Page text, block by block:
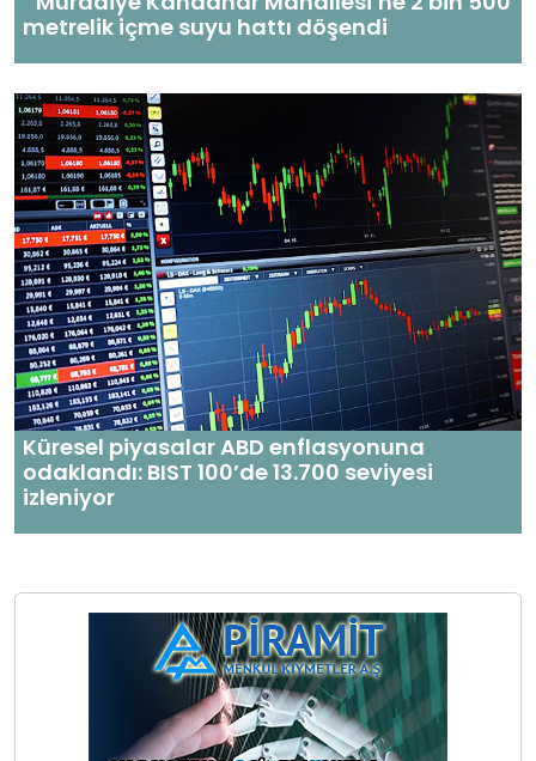
metrelik içme suyu hattı döşendi
Küresel piyasalar ABD enflasyonuna
odaklandı: BIST 100’de 13.700 seviyesi
izleniyor